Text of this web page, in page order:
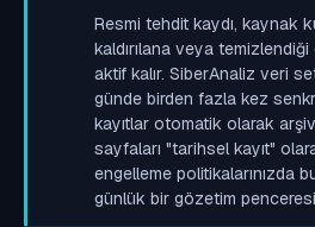
Resmi tehdit kaydı, kaynak
kaldırılana veya
aktif kalır. SiberAnaliz veri
günde birden fazla kez
kayıtlar otomatik olarak
sayfaları "tarihsel kayıt"
engelleme politikalarınızda
günlük bir gözetim